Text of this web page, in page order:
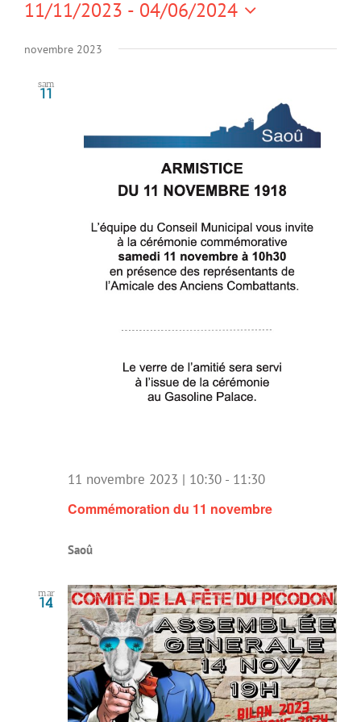
Évènements
11/11/2023 - 04/06/2024
une
novembre 2023
sam
11
Commémoration du 11 novembre
11 novembre 2023 | 10:30 - 11:30
Saoû
mar
14